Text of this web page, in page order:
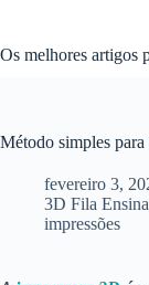
o
Os melhores artigos
Método simples
fevereiro 3,
3D Fila Ensina
impressões